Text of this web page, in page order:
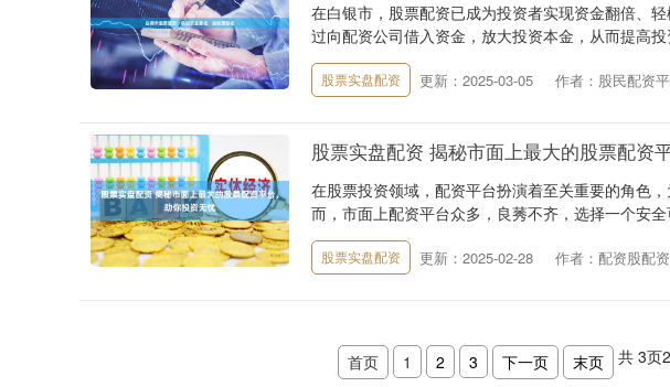
在白银市，股票配资已成为投资者实现资金翻倍、
过向配资公司借入资金，放大投资本金，从而提高
股票实盘配资 更新：2025-03-05 作者：股民配资
股票实盘配资 揭秘市面上最大的股票配资
在股票投资领域，配资平台扮演着至关重要的角色
而，市面上配资平台众多，良莠不齐，选择一个安
股票实盘配资 更新：2025-02-28 作者：配资股配资
首页 1 2 3 下一页 末页 共 3页